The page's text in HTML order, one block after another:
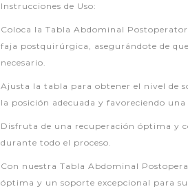
Instrucciones de Uso:
Coloca la Tabla Abdominal
faja postquirúrgica, asegurándote de
necesario.
Ajusta la tabla para obtener el nivel de
la posición adecuada y favoreciendo
Disfruta de una recuperación óptima y
durante todo el proceso.
Con nuestra Tabla Abdominal
óptima y un soporte excepcional para